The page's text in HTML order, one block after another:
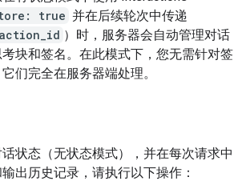
true 并在后续轮次中传递
）时，服务器会自动管理对话
块和签名。在此模式下，您无需针对签
们完全在服务器端处理。
状态（无状态模式），并在每次请求中
出历史记录，请执行以下操作：